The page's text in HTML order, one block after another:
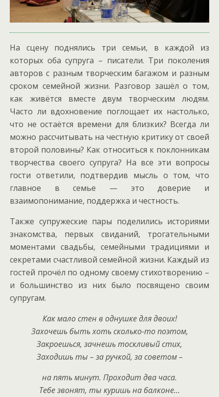
На сцену поднялись три семьи, в каждой из
которых оба супруга – писатели. Три поколения
авторов с разным творческим багажом и разным
сроком семейной жизни. Разговор зашёл о том,
как живётся вместе двум творческим людям.
Часто ли вдохновение поглощает их настолько,
что не остаётся времени для близких? Всегда ли
можно рассчитывать на честную критику от своей
второй половины? Как относиться к поклонникам
творчества своего супруга? На все эти вопросы
гости ответили, подтвердив мысль о том, что
главное в семье — это доверие и
взаимопонимание, поддержка и честность.
Также супружеские пары поделились историями
знакомства, первых свиданий, трогательными
моментами свадьбы, семейными традициями и
секретами счастливой семейной жизни. Каждый из
гостей прочёл по одному своему стихотворению –
и большинство из них было посвящено своим
супругам.
Как мало стен в однушке для двоих!
Захочешь быть хоть сколько-то поэтом,
Закроешься, зачнешь тоскливый стих,
Заходишь ты – за ручкой, за советом –
на пять минут. Проходит два часа.
Тебе звонят, ты куришь на балконе…